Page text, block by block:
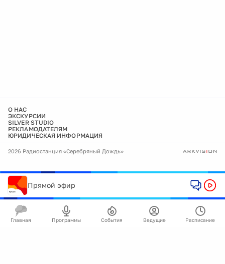
О НАС
ЭКСКУРСИИ
SILVER STUDIO
РЕКЛАМОДАТЕЛЯМ
ЮРИДИЧЕСКАЯ ИНФОРМАЦИЯ
2026 Радиостанция «Серебряный Дождь»
Прямой эфир
Главная Программы События Ведущие Расписание